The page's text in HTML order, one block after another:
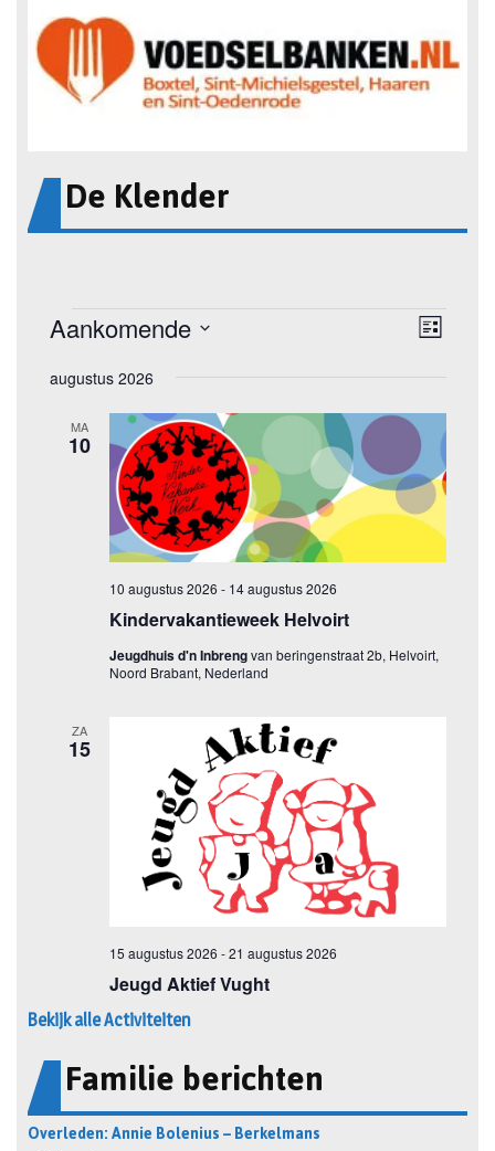
De Klender
Bekijk alle Activiteiten
Familie berichten
Overleden: Annie Bolenius – Berkelmans